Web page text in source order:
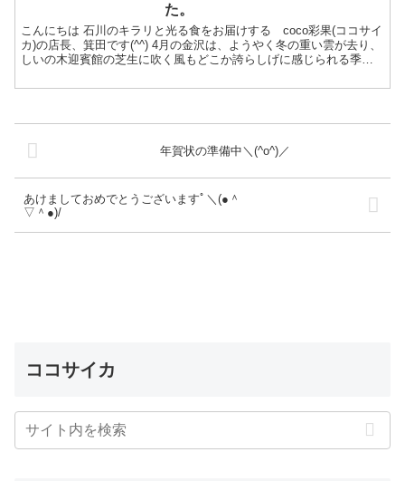
た。
こんにちは 石川のキラリと光る食をお届けする coco彩果(ココサイ
カ)の店長、箕田です(^^) 4月の金沢は、ようやく冬の重い雲が去り、
しいの木迎賓館の芝生に吹く風もどこか誇らしげに感じられる季節
年賀状の準備中＼(^o^)／
あけましておめでとうございますﾟ＼(●＾
▽＾●)/
ココサイカ